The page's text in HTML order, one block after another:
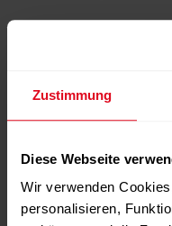
Zustimmung
Diese Webseite
Wir verwenden
personalisieren,